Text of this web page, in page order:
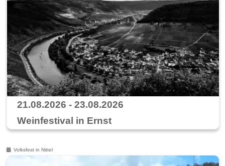
21.08.2026 - 23.08.2026
Weinfestival in Ernst
Volksfest in Nittel